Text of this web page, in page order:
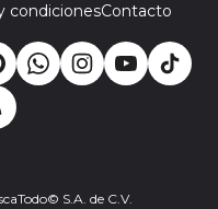
condicionesContacto
S.A. de C.V.